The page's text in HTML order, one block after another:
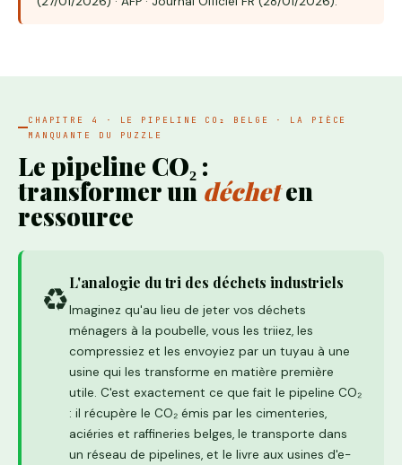
CHAPITRE 4 · LE PIPELINE CO₂ BELGE · LA PIÈCE
MANQUANTE DU PUZZLE
Le pipeline CO₂ :
transformer un décheten
ressource
♻️L'analogie du tri des déchets industriels
Imaginez qu'au lieu de jeter vos déchets
ménagers à la poubelle, vous les triiez, les
compressiez et les envoyiez par un tuyau à une
usine qui les transforme en matière première
utile. C'est exactement ce que fait le pipeline CO₂
: il récupère le CO₂ émis par les cimenteries,
aciéries et raffineries belges, le transporte dans
un réseau de pipelines, et le livre aux usines d'e-